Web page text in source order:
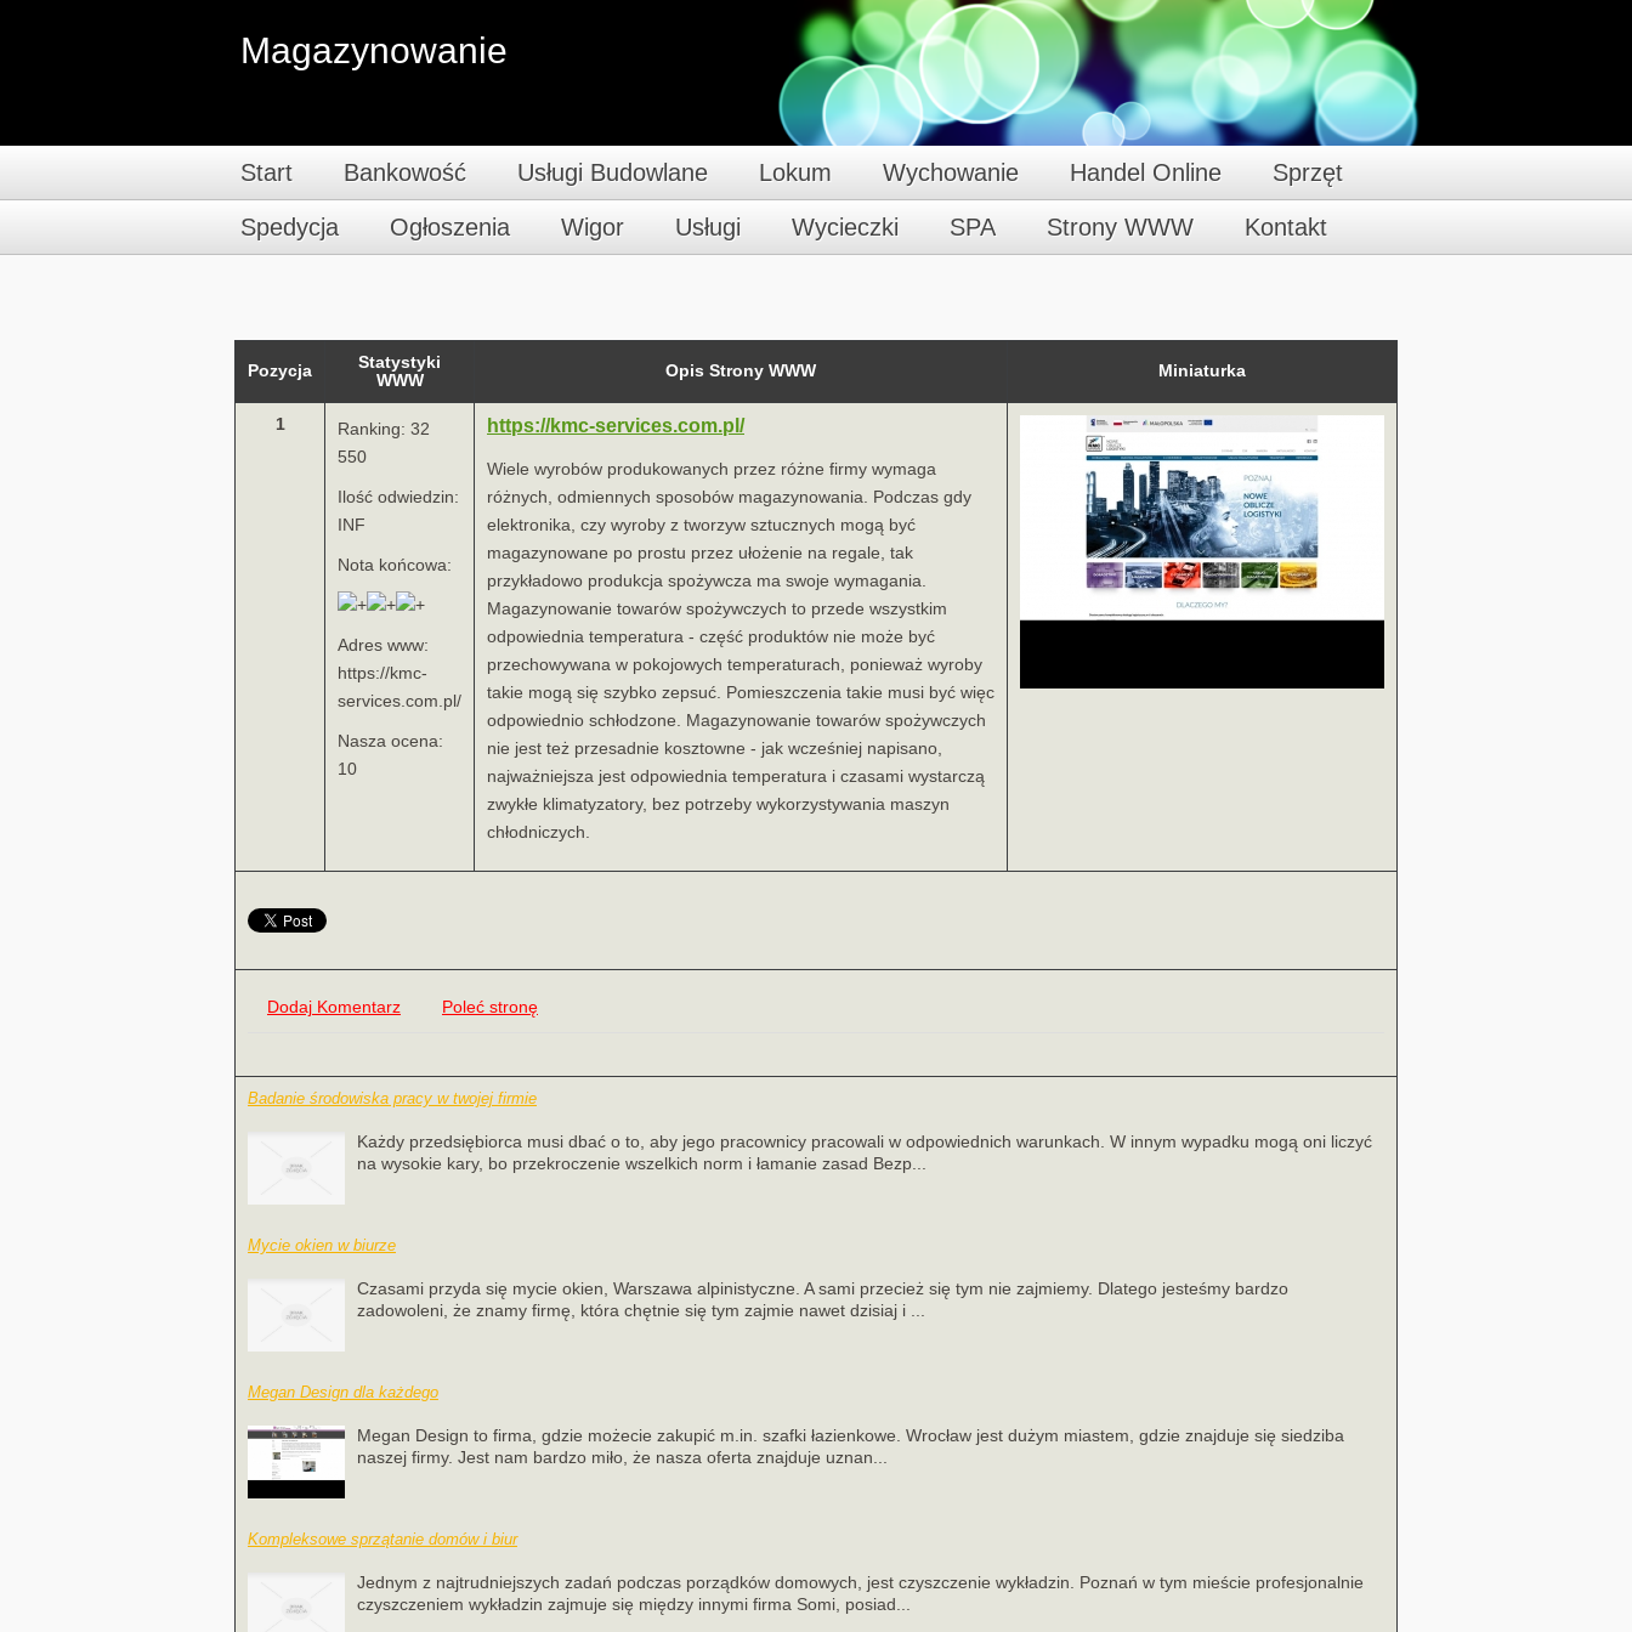
Magazynowanie
Start Bankowość Usługi Budowlane Lokum Wychowanie Handel Online Sprzęt
Spedycja Ogłoszenia Wigor Usługi Wycieczki SPA Strony WWW Kontakt
Pozycja
Statystyki
WWW
Opis Strony WWW Miniaturka
1
Ranking: 32
550
Ilość odwiedzin:
INF
Nota końcowa:
Adres www:
https://kmc-
services.com.pl/
Nasza ocena:
10
https://kmc-services.com.pl/
Wiele wyrobów produkowanych przez różne firmy wymaga
różnych, odmiennych sposobów magazynowania. Podczas gdy
elektronika, czy wyroby z tworzyw sztucznych mogą być
magazynowane po prostu przez ułożenie na regale, tak
przykładowo produkcja spożywcza ma swoje wymagania.
Magazynowanie towarów spożywczych to przede wszystkim
odpowiednia temperatura - część produktów nie może być
przechowywana w pokojowych temperaturach, ponieważ wyroby
takie mogą się szybko zepsuć. Pomieszczenia takie musi być więc
odpowiednio schłodzone. Magazynowanie towarów spożywczych
nie jest też przesadnie kosztowne - jak wcześniej napisano,
najważniejsza jest odpowiednia temperatura i czasami wystarczą
zwykłe klimatyzatory, bez potrzeby wykorzystywania maszyn
chłodniczych.
Dodaj Komentarz Poleć stronę
Badanie środowiska pracy w twojej firmie
Każdy przedsiębiorca musi dbać o to, aby jego pracownicy pracowali w odpowiednich warunkach. W innym wypadku mogą oni liczyć
na wysokie kary, bo przekroczenie wszelkich norm i łamanie zasad Bezp...
Mycie okien w biurze
Czasami przyda się mycie okien, Warszawa alpinistyczne. A sami przecież się tym nie zajmiemy. Dlatego jesteśmy bardzo
zadowoleni, że znamy firmę, która chętnie się tym zajmie nawet dzisiaj i ...
Megan Design dla każdego
Megan Design to firma, gdzie możecie zakupić m.in. szafki łazienkowe. Wrocław jest dużym miastem, gdzie znajduje się siedziba
naszej firmy. Jest nam bardzo miło, że nasza oferta znajduje uznan...
Kompleksowe sprzątanie domów i biur
Jednym z najtrudniejszych zadań podczas porządków domowych, jest czyszczenie wykładzin. Poznań w tym mieście profesjonalnie
czyszczeniem wykładzin zajmuje się między innymi firma Somi, posiad...